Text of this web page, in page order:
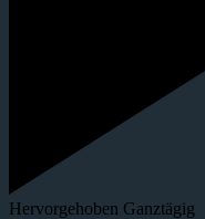
Hervorgehoben Ganztägig